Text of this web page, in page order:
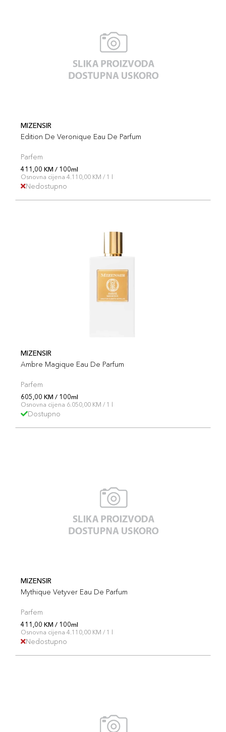
MIZENSIR
Edition De Veronique Eau De Parfum
Parfem
411,00 KM / 100ml
Osnovna cijena 4.110,00 KM / 1 l
Nedostupno
MIZENSIR
Ambre Magique Eau De Parfum
Parfem
605,00 KM / 100ml
Osnovna cijena 6.050,00 KM / 1 l
Dostupno
MIZENSIR
Mythique Vetyver Eau De Parfum
Parfem
411,00 KM / 100ml
Osnovna cijena 4.110,00 KM / 1 l
Nedostupno